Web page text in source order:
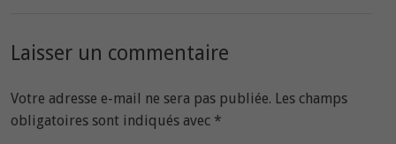
Laisser un commentaire
Votre adresse e-mail ne sera pas publiée. Les champs
obligatoires sont indiqués avec *